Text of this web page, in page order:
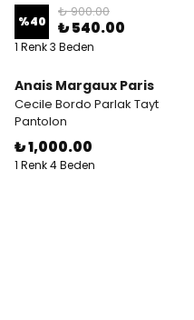
%40
₺ 900.00
₺ 540.00
1 Renk 3 Beden
Anais Margaux Paris
Cecile Bordo Parlak Tayt
Pantolon
₺ 1,000.00
1 Renk 4 Beden